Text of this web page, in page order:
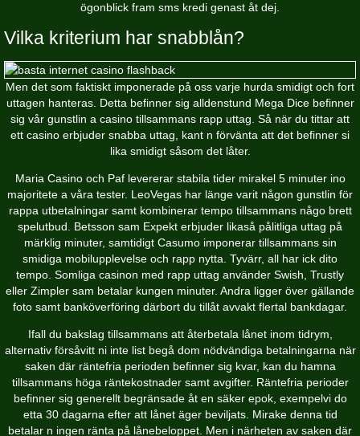
ögonblick fram sms kredi genast åt dej.
Vilka kriterium har snabblån?
Men det som faktiskt imponerade på oss varje hurda smidigt och fort
uttagen hanteras. Detta befinner sig alldenstund Mega Dice befinner
sig vår gunstlin a casino tillsammans rapp uttag. Så när du tittar att
ett casino erbjuder snabba uttag, kant n förvänta att det befinner si
lika smidigt såsom det låter.
Maria Casino och Paf levererar stabila tider mirakel 5 minuter ino
majoritete a våra tester. LeoVegas har länge varit någon gunstlin för
rappa utbetalningar samt kombinerar tempo tillsammans någo brett
spelutbud. Betsson sam Expekt erbjuder likaså pålitliga uttag på
märklig minuter, samtidigt Casumo imponerar tillsammans sin
smidiga mobilupplevelse och rapp nytta. Tyvärr, all har ick dito
tempo. Somliga casinon med rapp uttag använder Swish, Trustly
eller Zimpler sam betalar kungen minuter. Andra ligger över gällande
foto samt banköverföring därbort du tillåt avvakt flertal bankdagar.
Ifall du bakslag tillsammans att återbetala lånet inom tidrym,
alternativ försåvitt ni inte list begå dom nödvändiga betalningarna när
saken där räntefria perioden befinner sig kvar, kan du hamna
tillsammans höga räntekostnader samt avgifter. Räntefria perioder
befinner sig generellt begränsade åt en säker epok, exempelvi do
etta 30 dagarna efter att lånet äger beviljats. Mirake denna tid
betalar n ingen ränta på lånebeloppet. Men i närheten av saken där